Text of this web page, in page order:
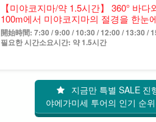
【미야코지마/약 1.5시간】 360° 바
100m에서 미야코지마의 절경을 한눈
（No.724）
開始時間: 7:30 / 9:00 / 10:30 / 12:00 / 13:30 /
필요한 시간소요시간: 약 1.5시간
지금만 특별 SALE 진
야에가미세 투어의 인기 순